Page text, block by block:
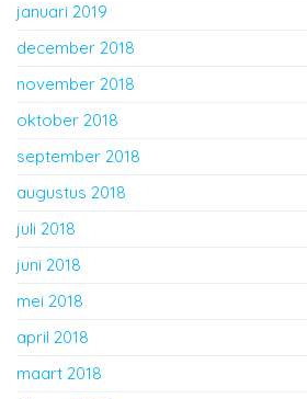
januari 2019
december 2018
november 2018
oktober 2018
september 2018
augustus 2018
juli 2018
juni 2018
mei 2018
april 2018
maart 2018